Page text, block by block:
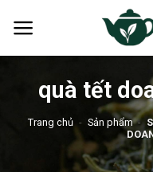
qua
quà tết
Trang chủ - Sản phẩm -